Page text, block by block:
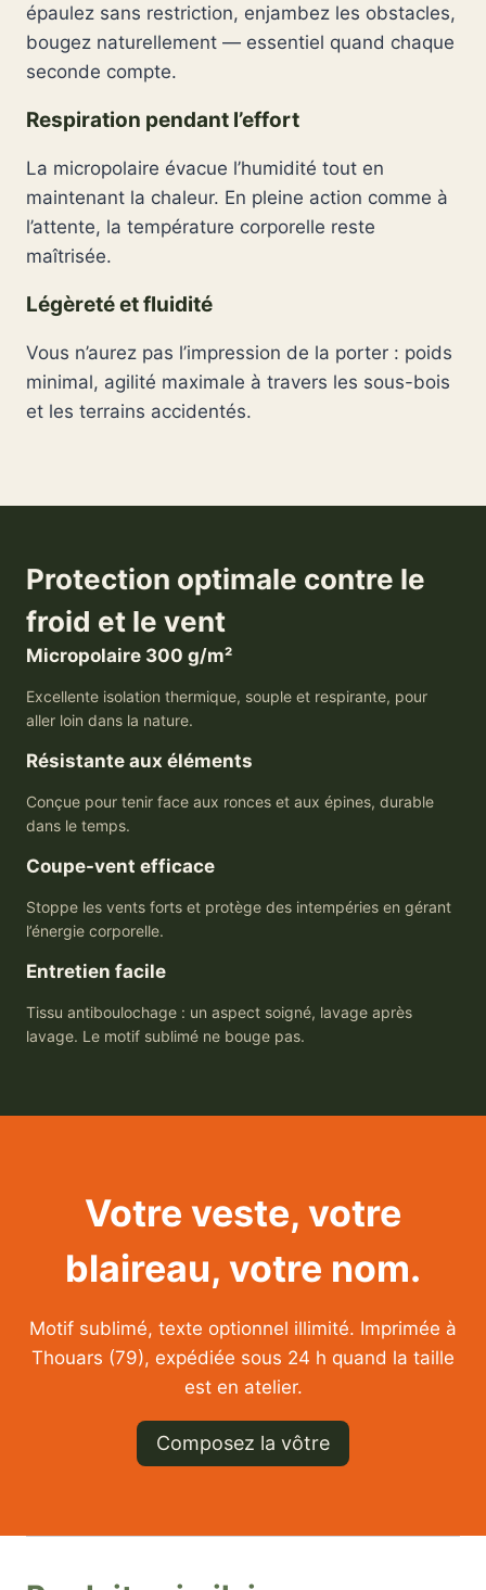
épaulez sans restriction, enjambez les obstacles,
bougez naturellement — essentiel quand chaque
seconde compte.
Respiration pendant l’effort
La micropolaire évacue l’humidité tout en
maintenant la chaleur. En pleine action comme à
l’attente, la température corporelle reste
maîtrisée.
Légèreté et fluidité
Vous n’aurez pas l’impression de la porter : poids
minimal, agilité maximale à travers les sous-bois
et les terrains accidentés.
Protection optimale contre le
froid et le vent
Micropolaire 300 g/m²
Excellente isolation thermique, souple et respirante, pour
aller loin dans la nature.
Résistante aux éléments
Conçue pour tenir face aux ronces et aux épines, durable
dans le temps.
Coupe-vent efficace
Stoppe les vents forts et protège des intempéries en gérant
l’énergie corporelle.
Entretien facile
Tissu antiboulochage : un aspect soigné, lavage après
lavage. Le motif sublimé ne bouge pas.
Votre veste, votre
blaireau, votre nom.
Motif sublimé, texte optionnel illimité. Imprimée à
Thouars (79), expédiée sous 24 h quand la taille
est en atelier.
Composez la vôtre